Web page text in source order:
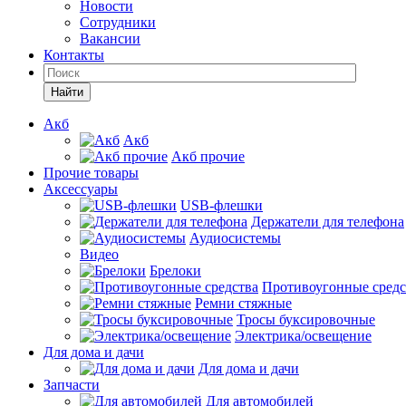
Новости
Сотрудники
Вакансии
Контакты
Найти
Акб
Акб
Акб прочие
Прочие товары
Аксессуары
USB-флешки
Держатели для телефона
Аудиосистемы
Видео
Брелоки
Противоугонные
Ремни стяжные
Тросы буксировочные
Электрика/освещение
Для дома и дачи
Для дома и дачи
Запчасти
Для автомобилей